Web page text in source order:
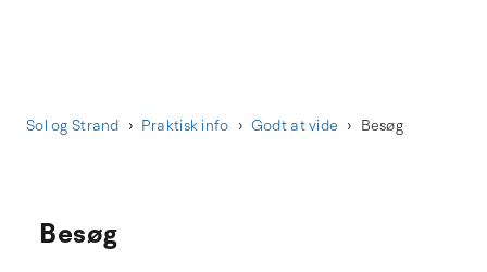
Sol og Strand Praktisk info Godt at vide Besøg
Besøg